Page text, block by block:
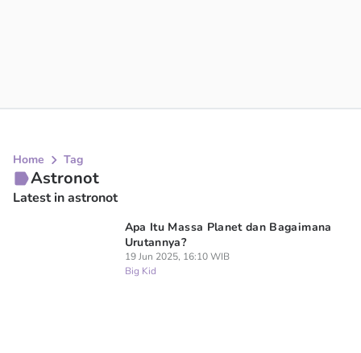
Home Tag
Astronot
Latest in astronot
Apa Itu Massa Planet dan Bagaimana
Urutannya?
19 Jun 2025, 16:10 WIB
Big Kid